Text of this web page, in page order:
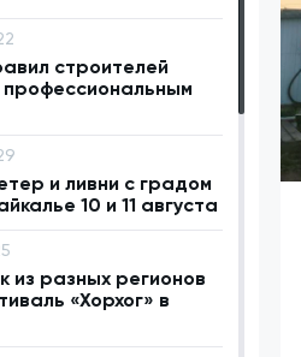
строителей
и ливни с градом
10 и 11 августа
из разных регионов
«Хорхог» в